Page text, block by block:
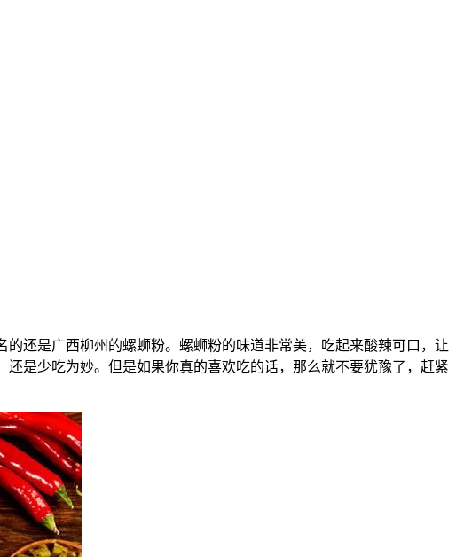
还是广西柳州的螺蛳粉。螺蛳粉的味道非常美，吃起来酸辣可口，让
是少吃为妙。但是如果你真的喜欢吃的话，那么就不要犹豫了，赶紧